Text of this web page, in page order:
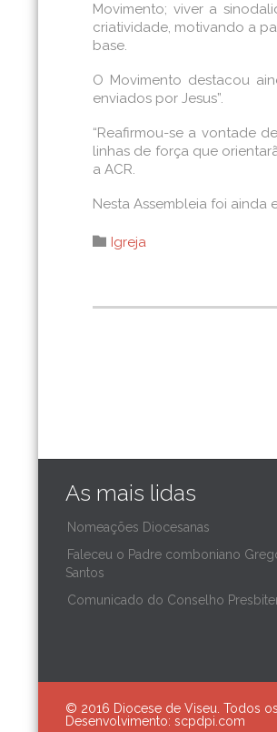
Movimento; viver a
criatividade, motivando a
base.
O Movimento destacou
enviados por Jesus”.
“Reafirmou-se a vontade
linhas de força que
a ACR.
Nesta Assembleia foi ainda
 Category
Igreja
As mais lidas
Nomeações Diocesanas
Faleceu o Padre comboniano
Santos
Comunicado do Conselho
© 2016 Diocese de Viseu. Todos
Desenvolvimento: scpdpi.com